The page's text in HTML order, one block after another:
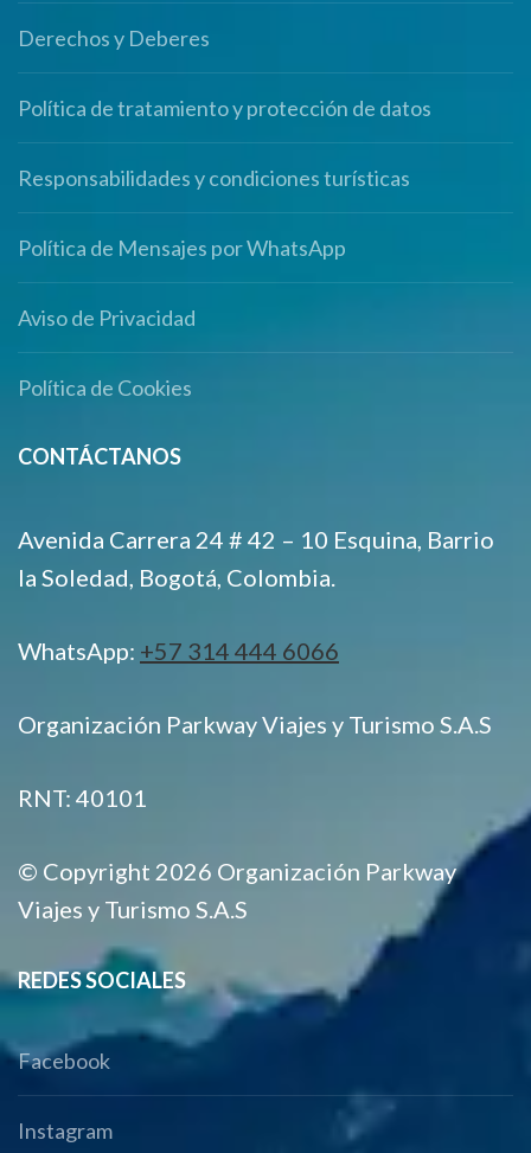
Derechos y Deberes
Política de tratamiento y protección de datos
Responsabilidades y condiciones turísticas
Política de Mensajes por WhatsApp
Aviso de Privacidad
Política de Cookies
CONTÁCTANOS
Avenida Carrera 24 # 42 – 10 Esquina, Barrio
la Soledad, Bogotá, Colombia.
WhatsApp: +57 314 444 6066
Organización Parkway Viajes y Turismo S.A.S
RNT: 40101
© Copyright 2026 Organización Parkway
Viajes y Turismo S.A.S
REDES SOCIALES
Facebook
Instagram